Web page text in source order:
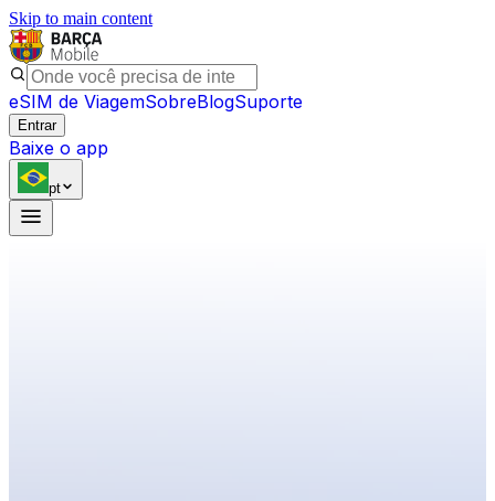
Skip to main content
eSIM de ViagemSobreBlogSuporte
Entrar
Baixe o app
pt